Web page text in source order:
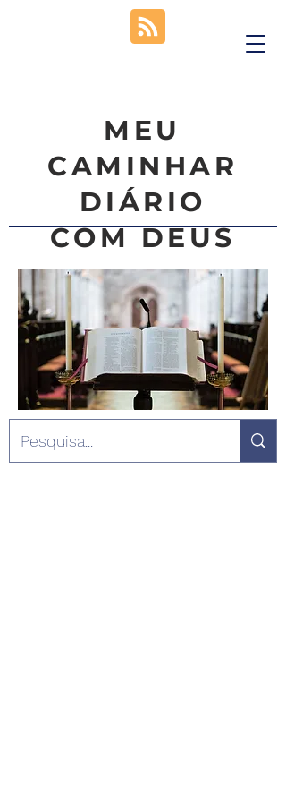
MEU
CAMINHAR
DIÁRIO
COM DEUS